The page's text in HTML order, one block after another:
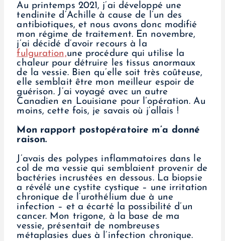
Au printemps 2021, j’ai développé une
tendinite d’Achille à cause de l’un des
antibiotiques, et nous avons donc modifié
mon régime de traitement. En novembre,
j’ai décidé d’avoir recours à la
fulguration,une procédure qui utilise la
chaleur pour détruire les tissus anormaux
de la vessie. Bien qu’elle soit très coûteuse,
elle semblait être mon meilleur espoir de
guérison. J’ai voyagé avec un autre
Canadien en Louisiane pour l’opération. Au
moins, cette fois, je savais où j’allais !
Mon rapport postopératoire m’a donné
raison.
J’avais des polypes inflammatoires dans le
col de ma vessie qui semblaient provenir de
bactéries incrustées en dessous. La biopsie
a révélé une cystite cystique – une irritation
chronique de l’urothélium due à une
infection – et a écarté la possibilité d’un
cancer. Mon trigone, à la base de ma
vessie, présentait de nombreuses
métaplasies dues à l’infection chronique.